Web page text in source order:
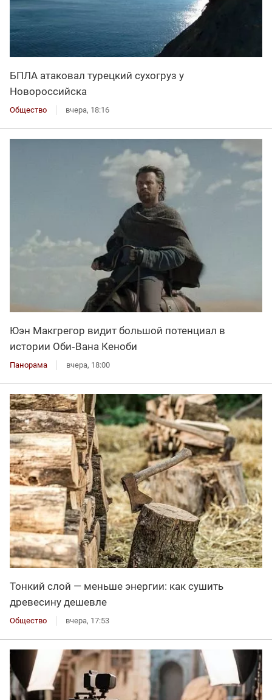
БПЛА атаковал турецкий сухогруз у
Новороссийска
Общество вчера, 18:16
Юэн Макгрегор видит большой потенциал в
истории Оби‑Вана Кеноби
Панорама вчера, 18:00
Тонкий слой — меньше энергии: как сушить
древесину дешевле
Общество вчера, 17:53